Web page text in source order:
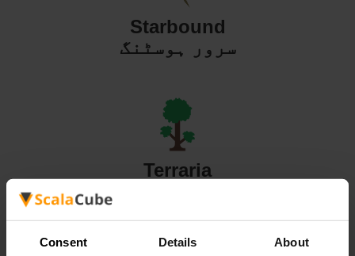
Consent Details About
Starbound
سرور ہوسٹنگ
Terraria